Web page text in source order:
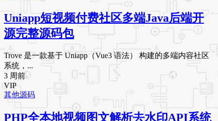
Uniapp短视频付费社区多端Java后端开
源完整源码包
Trove 是一款基于 Uniapp（Vue3 语法） 构建的多端内容社区
系统，...
3 周前
VIP
其他源码
PHP全本地视频图文解析去水印API系统